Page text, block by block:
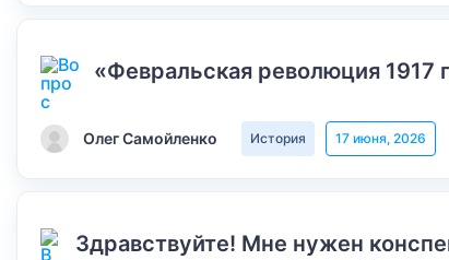
«Февральская революция 1917
Олег Самойленко История 17 июня, 2026
Здравствуйте! Мне нужен